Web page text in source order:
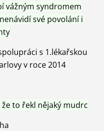
vážným syndromem
své povolání i
s 1.lékařskou
v roce 2014
to řekl nějaký mudrc